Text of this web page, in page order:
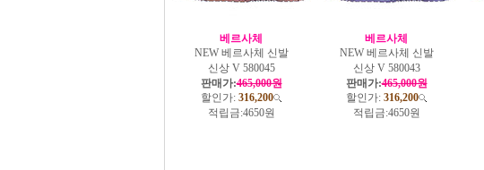
베르사체
NEW 베르사체 신발
신상 V 580045
판매가:465,000원
할인가: 316,200
적립금:4650원
베르사체
NEW 베르사체 신발
신상 V 580043
판매가:465,000원
할인가: 316,200
적립금:4650원